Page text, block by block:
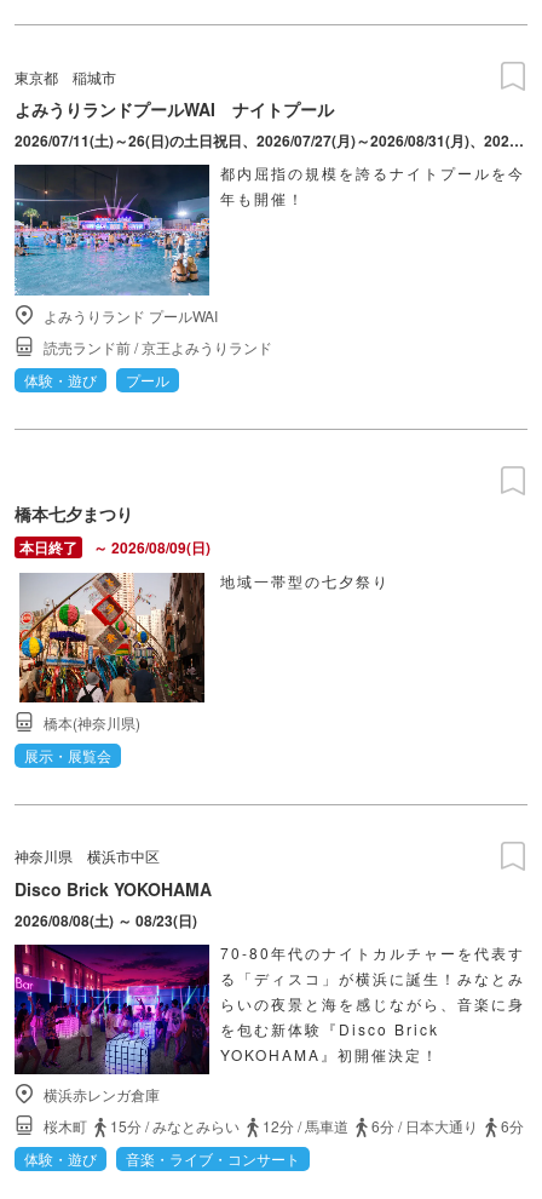
東京都 稲城市
よみうりランドプールWAI ナイトプール
2026/07/11(土)～26(日)の土日祝日、2026/07/27(月)～2026/08/31(月)、2026/09/01(火)、2(水)、4(金)、5(土)、6(日)、12(土)、13(日)
都内屈指の規模を誇るナイトプールを今
年も開催！
よみうりランド プールWAI
読売ランド前/京王よみうりランド
体験・遊び
プール
橋本七夕まつり
～ 2026/08/09(日)
地域一帯型の七夕祭り
橋本(神奈川県)
展示・展覧会
神奈川県 横浜市中区
Disco Brick YOKOHAMA
2026/08/08(土) ～ 08/23(日)
70-80年代のナイトカルチャーを代表す
る「ディスコ」が横浜に誕生！みなとみ
らいの夜景と海を感じながら、音楽に身
を包む新体験『Disco Brick
YOKOHAMA』初開催決定！
横浜赤レンガ倉庫
桜木町
15分/みなとみらい 12分/馬車道 6分/ 日本大通り
6分
体験・遊び
音楽・ライブ・コンサート